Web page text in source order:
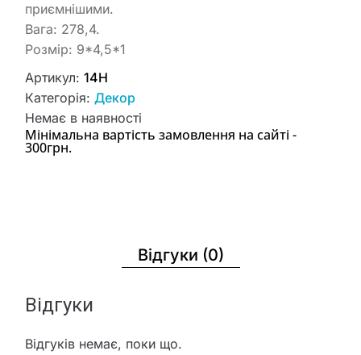
приємнішими.
Вага: 278,4.
Розмір: 9*4,5*1
Артикул: 14Н
Категорія: Декор
Немає в наявності
Мінімальна вартість замовлення на сайті -
300грн.
Відгуки (0)
Відгуки
Відгуків немає, поки що.